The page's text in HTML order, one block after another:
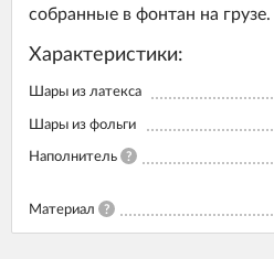
собранные в фонтан на грузе.
Характеристики:
Шары из латекса
Шары из фольги
Наполнитель ?
Материал ?